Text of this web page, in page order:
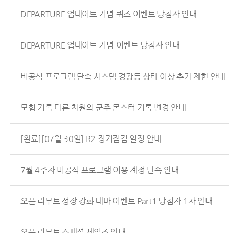
DEPARTURE 업데이트 기념 퀴즈 이벤트 당첨자 안내
DEPARTURE 업데이트 기념 이벤트 당첨자 안내
비공식 프로그램 단속 시스템 경광등 상태 이상 추가 제한 안내
모험 기록 다른 차원의 군주 몬스터 기록 변경 안내
[완료][07월 30일] R2 정기점검 일정 안내
7월 4주차 비공식 프로그램 이용 계정 단속 안내
오픈 리부트 성장 강화 테마 이벤트 Part1 당첨자 1차 안내